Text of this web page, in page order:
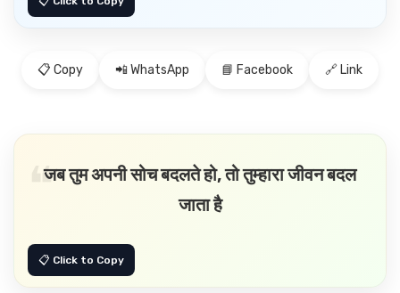
📋 Copy 📲 WhatsApp 📘 Facebook 🔗 Link
जब तुम अपनी सोच बदलते हो, तो तुम्हारा जीवन बदल
जाता है